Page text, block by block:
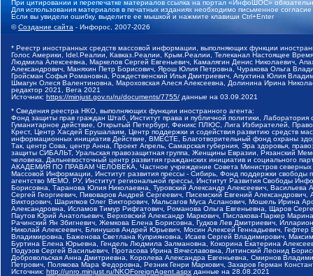
При цитировании и перепечатке материалов ссылка на портал «ИнфоШОС»
Для использования материалов в печатных изданиях необходимо письменное
Если вы увидели ошибку, выделите ее мышкой и нажмите клавиши Ctrl+Enter
©Создание сайта - Инфорос, 2007-2026
* Реестр иностранных средств массовой информации, выполняющих функции
Голос Америки, Idel.Реалии, Кавказ.Реалии, Крым.Реалии, Телеканал Настоящее
Людмила Алексеевна, Маркелов Сергей Евгеньевич, Камалягин Денис Николаевич,
Александрович, Маняхин Петр Борисович, Ярош Юлия Петровна, Чуракова Ольга
Гройсман Софья Романовна, Рождественский Илья Дмитриевич, Апухтина Юлия
Шмагун Олеся Валентиновна, Мароховская Алеся Алексеевна, Долинина Ирина
редактор 2021, Вега 2021
Источник: https://minjust.gov.ru/ru/documents/7755/ данные на 03.09.2021
* Сведения реестра НКО, выполняющих функции иностранного агента:
Фонд защиты прав граждан Штаб, Институт права и публичной политики,
Гуманитарное действие, Открытый Петербург, Феникс ПЛЮС, Лига Избирателей,
Крест, Центр Хасдей Ерушалаим, Центр поддержки и содействия развитию средств
информационных инициатив Действие, ВМЕСТЕ, Благотворительный фонд охраны
Так, центр Сова, центр Анна, Проект Апрель, Самарская губерния, Эра здоровья,
защиты СИБАЛЬТ, Уральская правозащитная группа, Женщины Евразии, Рязанский
человека, Дальневосточный центр развития гражданских инициатив и социального
АКАДЕМИЯ ПО ПРАВАМ ЧЕЛОВЕКА, Частное учреждение Совета Министров северных
Массовой Информации, Институт развития прессы - Сибирь, Фонд поддержки
агентство МЕМО. РУ, Институт региональной прессы, Институт Развития Свободы
Борисовна, Таранова Юлия Николаевна, Туровский Александр Алексеевич,
Сергей Георгиевич, Пивоваров Андрей Сергеевич, Писемский Евгений
Викторович, Шарипков Олег Викторович, Мальсагов Муса Асланович, Мошель Ирина
Александровна, Исламов Тимур Рифгатович, Романова Ольга Евгеньевна, Щаров
Паутов Юрий Анатольевич, Верховский Александр Маркович, Пислакова-Паркер
Рачинский Ян Збигневич, Жемкова Елена Борисовна, Гудков Лев Дмитриевич,
Николай Алексеевич, Блинушов Андрей Юрьевич, Мосин Алексей Геннадьевич,
Владимировна, Баженова Светлана Куприяновна, Исаев Сергей Владимирович,
Буртина Елена Юрьевна, Гендель Людмила Залмановна, Кокорина Екатерина
Подузов Сергей Васильевич, Протасова Ирина Вячеславовна, Литинский Леонид
Добровольская Анна Дмитриевна, Королева Александра Евгеньевна, Смирнов
Петрович, Полякова Мара Федоровна, Резник Генри Маркович, Захаров Герман
Источник: http://unro.minjust.ru/NKOForeignAgent.aspx данные на 28.08.2021